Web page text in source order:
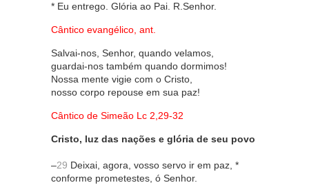
* Eu entrego. Glória ao Pai. R.Senhor.
Cântico evangélico, ant.
Salvai-nos, Senhor, quando velamos,
guardai-nos também quando dormimos!
Nossa mente vigie com o Cristo,
nosso corpo repouse em sua paz!
Cântico de Simeão Lc 2,29-32
Cristo, luz das nações e glória de seu povo
–29 Deixai, agora, vosso servo ir em paz, *
conforme prometestes, ó Senhor.